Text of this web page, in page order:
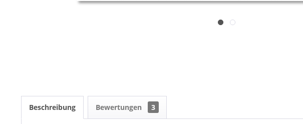
Beschreibung Bewertungen 3